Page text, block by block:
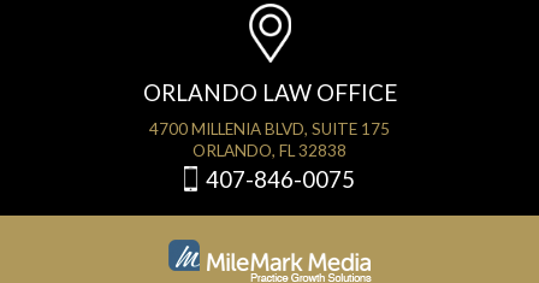
ORLANDO LAW OFFICE
4700 MILLENIA BLVD, SUITE 175
ORLANDO, FL 32838
407-846-0075